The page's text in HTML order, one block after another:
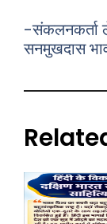
-संकलनकर्ता
सनमुखदास